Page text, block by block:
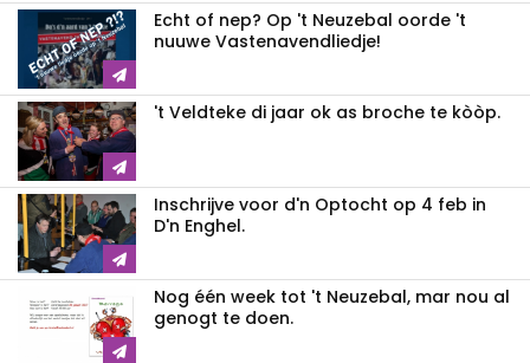
Echt of nep? Op 't Neuzebal oorde 't
nuuwe Vastenavendliedje!
't Veldteke di jaar ok as broche te kòòp.
Inschrijve voor d'n Optocht op 4 feb in
D'n Enghel.
Nog één week tot 't Neuzebal, mar nou al
genogt te doen.